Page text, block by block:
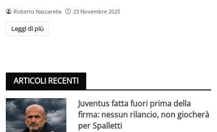
Roberto Naccarella 23 Novembre 2025
Leggi di più
ARTICOLI RECENTI
Juventus fatta fuori prima della
firma: nessun rilancio, non giocherà
per Spalletti